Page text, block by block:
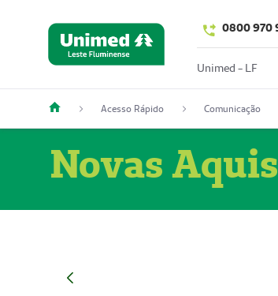
0800 970
Unimed - LF
Acesso Rápido Comunicação
Novas